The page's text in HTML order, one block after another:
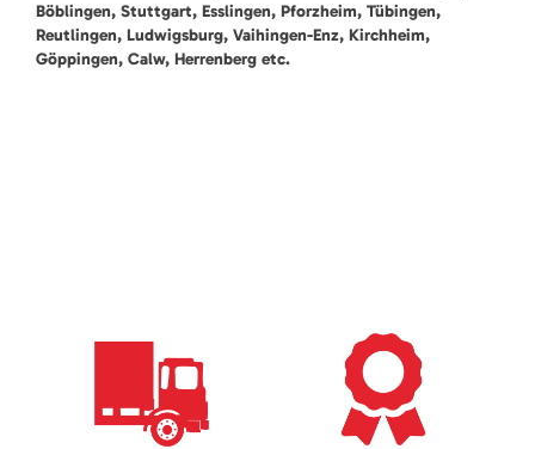
Böblingen, Stuttgart, Esslingen, Pforzheim, Tübingen,
Reutlingen, Ludwigsburg, Vaihingen-Enz, Kirchheim,
Göppingen, Calw, Herrenberg etc.